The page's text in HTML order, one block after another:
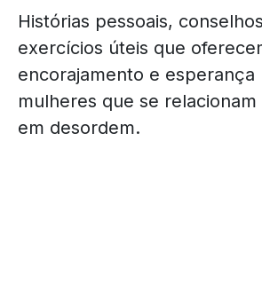
Histórias pessoais,
exercícios úteis que
encorajamento e esperança
mulheres que se
em desordem.